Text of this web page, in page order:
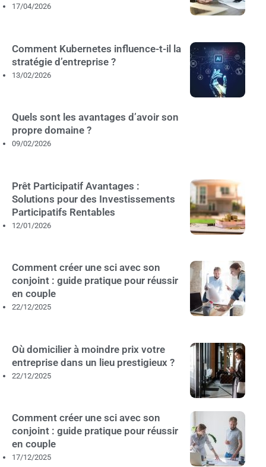
17/04/2026
Comment Kubernetes influence-t-il la
stratégie d’entreprise ?
13/02/2026
Quels sont les avantages d’avoir son
propre domaine ?
09/02/2026
Prêt Participatif Avantages :
Solutions pour des Investissements
Participatifs Rentables
12/01/2026
Comment créer une sci avec son
conjoint : guide pratique pour réussir
en couple
22/12/2025
Où domicilier à moindre prix votre
entreprise dans un lieu prestigieux ?
22/12/2025
Comment créer une sci avec son
conjoint : guide pratique pour réussir
en couple
17/12/2025